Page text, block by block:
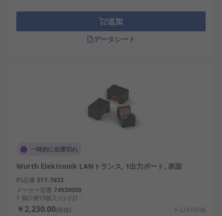
追加
データシート
一時的に在庫切れ
Wurth Elektronik LANトランス, 1出力ポート, 表面
RS品番 217-7633
メーカー型番 74930000
1 個(1個10個入り) 小計：
￥2,230.00(税抜) ￥223.00/個